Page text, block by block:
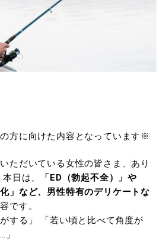
方に向けた内容となっています※
ただいている女性の皆さま、あり
日は、
「ED（勃起不全）」や
」など、男性特有のデリケートな
です。
する」 「若い頃と比べて角度が